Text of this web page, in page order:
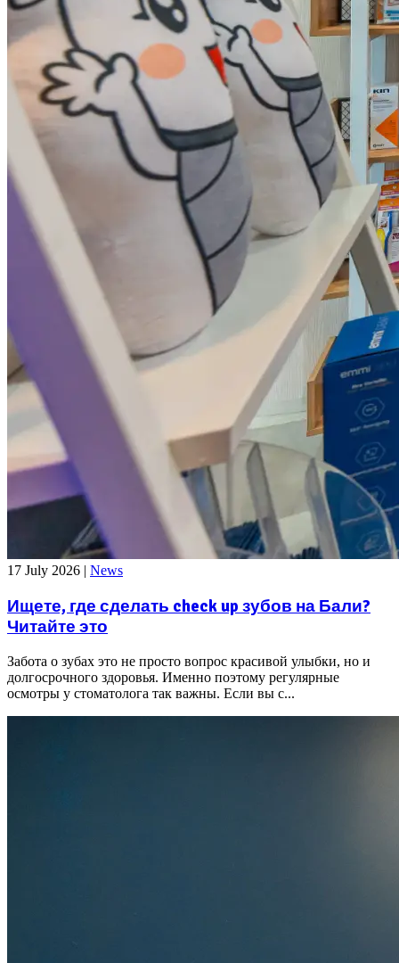
17 July 2026 News
Ищете, где сделать check up зубов на Бали?
Читайте это
Забота о зубах это не просто вопрос красивой улыбки, но и
долгосрочного здоровья. Именно поэтому регулярные
осмотры у стоматолога так важны. Если вы с...